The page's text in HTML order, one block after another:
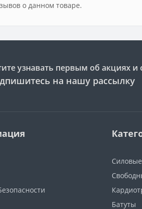
о данном товаре.
узнавать первым об акциях и
на нашу рассылку
Батуты